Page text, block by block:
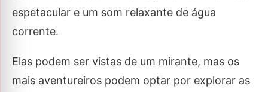
espetacular e um som relaxante de água
corrente.
Elas podem ser vistas de um mirante, mas os
mais aventureiros podem optar por explorar as